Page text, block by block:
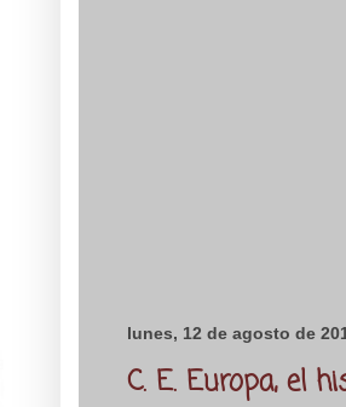
lunes, 12 de agosto de
C. E. Europa, el